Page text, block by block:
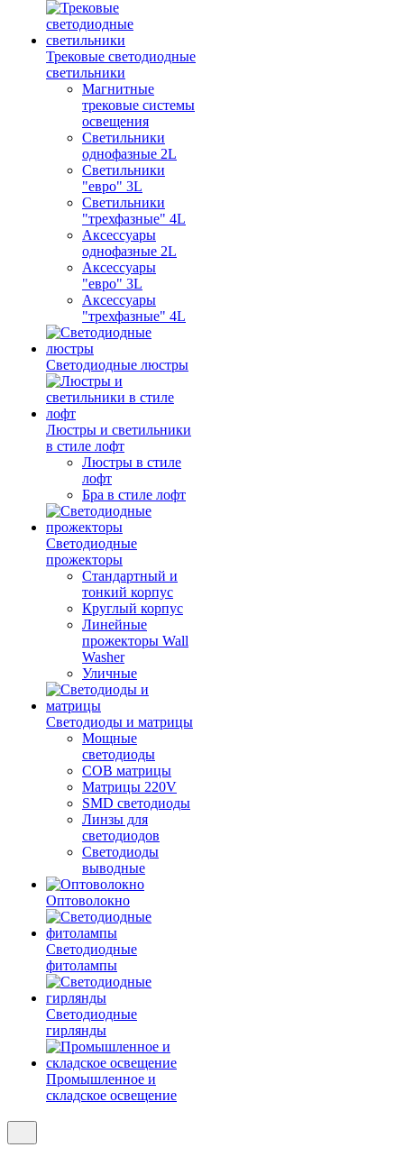
Трековые светодиодные
светильники
Магнитные
трековые системы
освещения
Светильники
однофазные 2L
Светильники
"евро" 3L
Светильники
"трехфазные" 4L
Аксессуары
однофазные 2L
Аксессуары
"евро" 3L
Аксессуары
"трехфазные" 4L
Светодиодные люстры
Люстры и светильники
в стиле лофт
Люстры в стиле
лофт
Бра в стиле лофт
Светодиодные
прожекторы
Стандартный и
тонкий корпус
Круглый корпус
Линейные
прожекторы Wall
Washer
Уличные
Светодиоды и матрицы
Мощные
светодиоды
COB матрицы
Матрицы 220V
SMD светодиоды
Линзы для
светодиодов
Светодиоды
выводные
Оптоволокно
Светодиодные
фитолампы
Светодиодные
гирлянды
Промышленное и
складское освещение